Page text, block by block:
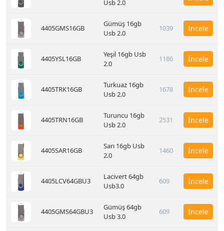
Usb 2.0
4405GMS16GB
Gümüş 16gb
Usb 2.0
1039 İncele
4405YSL16GB
Yeşil 16gb Usb
2.0
1186 İncele
4405TRK16GB
Turkuaz 16gb
Usb 2.0
1678 İncele
4405TRN16GB
Turuncu 16gb
Usb 2.0
2531 İncele
4405SAR16GB
Sarı 16gb Usb
2.0
1460 İncele
4405LCV64GBU3
Lacivert 64gb
Usb3.0
609 İncele
4405GMS64GBU3
Gümüş 64gb
Usb 3.0
609 İncele